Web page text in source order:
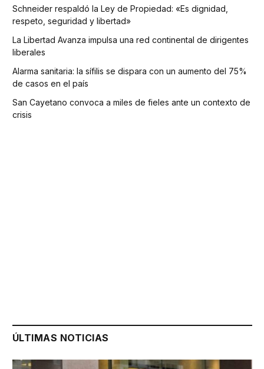
Schneider respaldó la Ley de Propiedad: «Es dignidad,
respeto, seguridad y libertad»
La Libertad Avanza impulsa una red continental de dirigentes
liberales
Alarma sanitaria: la sífilis se dispara con un aumento del 75%
de casos en el país
San Cayetano convoca a miles de fieles ante un contexto de
crisis
ÚLTIMAS NOTICIAS